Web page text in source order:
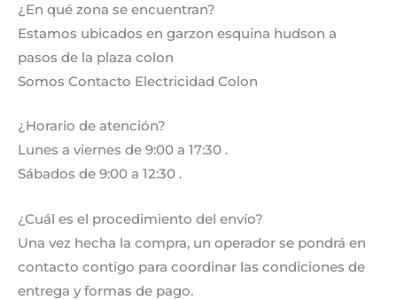
¿En qué zona se encuentran?
Estamos ubicados en garzon esquina hudson a
pasos de la plaza colon
Somos Contacto Electricidad Colon
¿Horario de atención?
Lunes a viernes de 9:00 a 17:30 .
Sábados de 9:00 a 12:30 .
¿Cuál es el procedimiento del envío?
Una vez hecha la compra, un operador se pondrá en
contacto contigo para coordinar las condiciones de
entrega y formas de pago.